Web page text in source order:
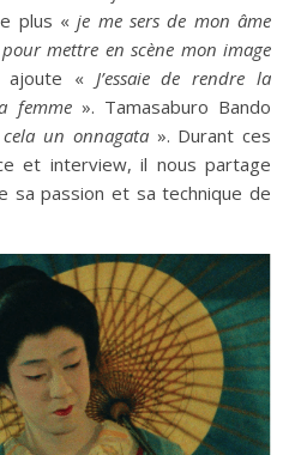
plus «je me sers de mon âme
mettre en scène mon image
ajoute « J’essaie de rendre la
femme ». Tamasaburo Bando
cela un onnagata». Durant ces
et interview, il nous partage
sa passion et sa technique de